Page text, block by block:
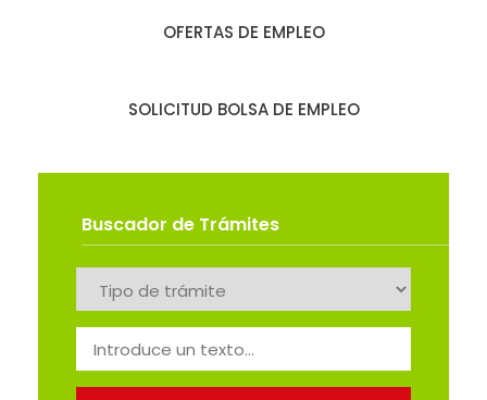
OFERTAS DE EMPLEO
SOLICITUD BOLSA DE EMPLEO
Buscador de Trámites